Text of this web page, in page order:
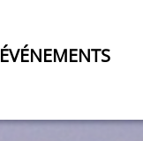
ÉVÉNEMENTS